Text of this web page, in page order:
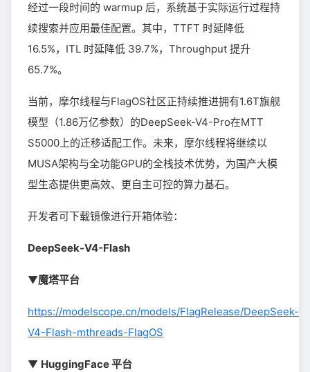
经过一段时间的 warmup 后，系统基于实际运行过程持
续搜索并应用最佳配置。其中，TTFT 时延降低
16.5%，ITL 时延降低 39.7%，Throughput 提升
65.7%。
当前，摩尔线程与FlagOS社区正持续推进拥有1.6T旗舰
模型（1.86万亿参数）的DeepSeek-V4-Pro在MTT
S5000上的迁移适配工作。未来，摩尔线程将继续以
MUSA架构与全功能GPU的全栈技术优势，为国产大模
型生态提供更高效、更自主可控的算力基石。
开发者可下载镜像进行开箱体验：
DeepSeek-V4-Flash
▼魔塔平台
https://modelscope.cn/models/FlagRelease/DeepSeek-
V4-Flash-mthreads-FlagOS
▼ HuggingFace 平台